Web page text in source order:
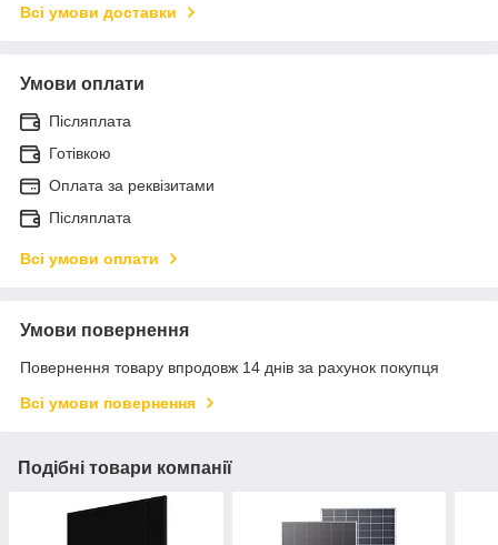
Всі умови доставки
Умови оплати
Післяплата
Готівкою
Оплата за реквізитами
Післяплата
Всі умови оплати
Умови повернення
Повернення товару впродовж 14 днів за рахунок покупця
Всі умови повернення
Подібні товари компанії